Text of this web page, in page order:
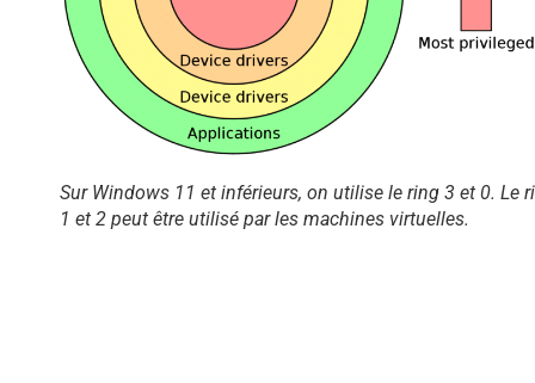
Sur Windows 11 et inférieurs, on utilise le ring 3 et 0. Le
1 et 2 peut être utilisé par les machines virtuelles.